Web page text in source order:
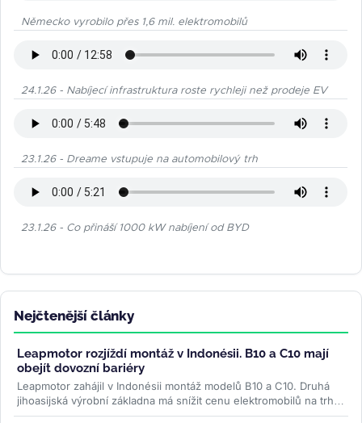
Německo vyrobilo přes 1,6 mil. elektromobilů
24.1.26 - Nabíjecí infrastruktura roste rychleji než prodeje EV
23.1.26 - Dreame vstupuje na automobilový trh
23.1.26 - Co přináší 1000 kW nabíjení od BYD
Nejčtenější články
Leapmotor rozjíždí montáž v Indonésii. B10 a C10 mají
obejít dovozní bariéry
Leapmotor zahájil v Indonésii montáž modelů B10 a C10. Druhá
jihoasijská výrobní základna má snížit cenu elektromobilů na trhu
s...>>